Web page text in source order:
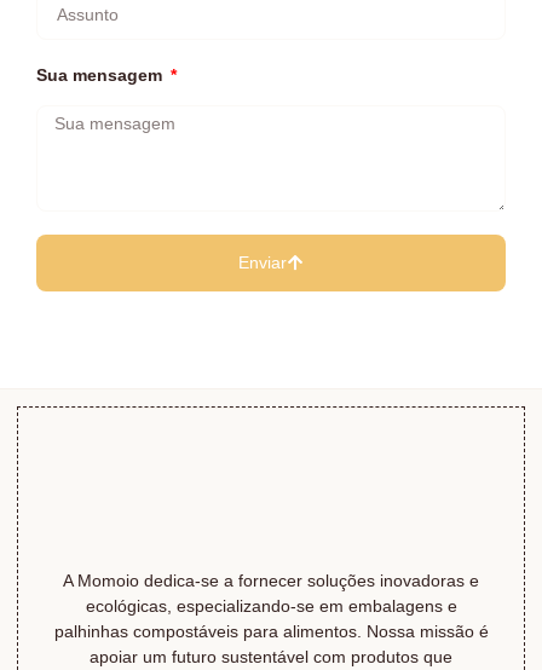
Sua mensagem
Enviar
A Momoio dedica-se a fornecer soluções inovadoras e
ecológicas, especializando-se em embalagens e
palhinhas compostáveis ​​para alimentos. Nossa missão é
apoiar um futuro sustentável com produtos que